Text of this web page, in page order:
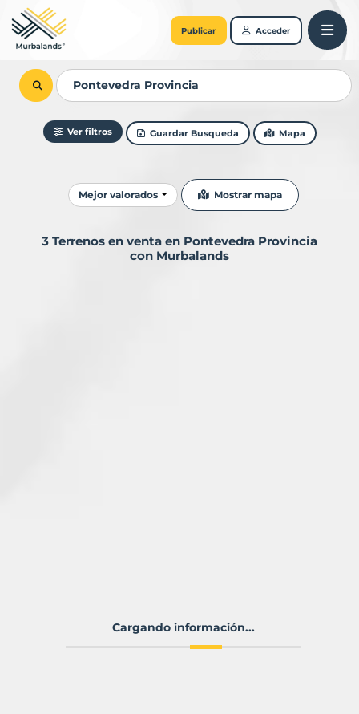
Publicar Acceder
Ver filtros Guardar Busqueda Mapa
Ordenar resultados
Mejor valorados Mostrar mapa
3 Terrenos en venta en Pontevedra Provincia
con Murbalands
Cargando información...